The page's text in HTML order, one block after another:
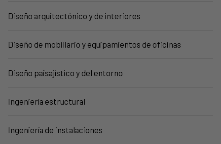
Diseño arquitectónico y de interiores
Diseño de mobiliario y equipamientos de oficinas
Diseño paisajístico y del entorno
Ingeniería estructural
Ingeniería de instalaciones